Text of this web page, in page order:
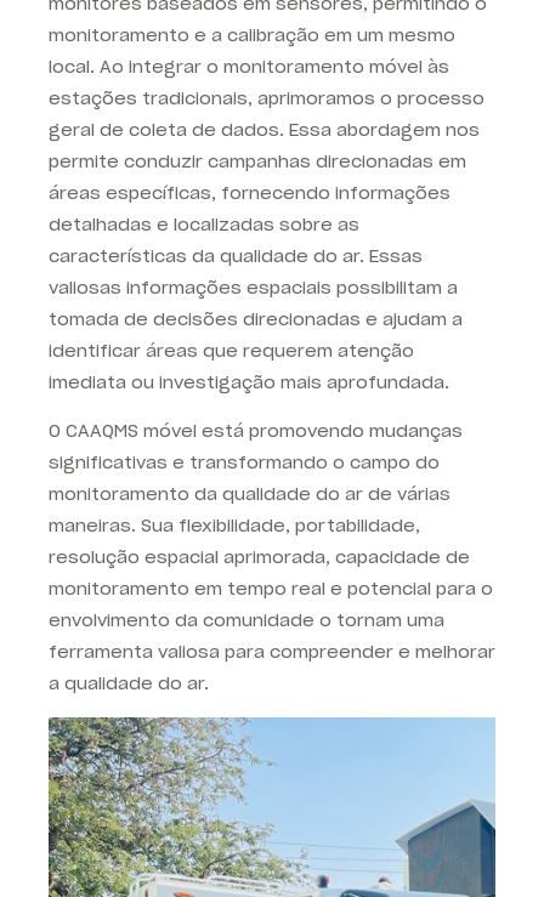
monitoramento e a calibração em um mesmo
local. Ao integrar o monitoramento móvel às
estações tradicionais, aprimoramos o processo
geral de coleta de dados. Essa abordagem nos
permite conduzir campanhas direcionadas em
áreas específicas, fornecendo informações
detalhadas e localizadas sobre as
características da qualidade do ar. Essas
valiosas informações espaciais possibilitam a
tomada de decisões direcionadas e ajudam a
identificar áreas que requerem atenção
imediata ou investigação mais aprofundada.
O CAAQMS móvel está promovendo mudanças
significativas e transformando o campo do
monitoramento da qualidade do ar de várias
maneiras. Sua flexibilidade, portabilidade,
resolução espacial aprimorada, capacidade de
monitoramento em tempo real e potencial para o
envolvimento da comunidade o tornam uma
ferramenta valiosa para compreender e melhorar
a qualidade do ar.